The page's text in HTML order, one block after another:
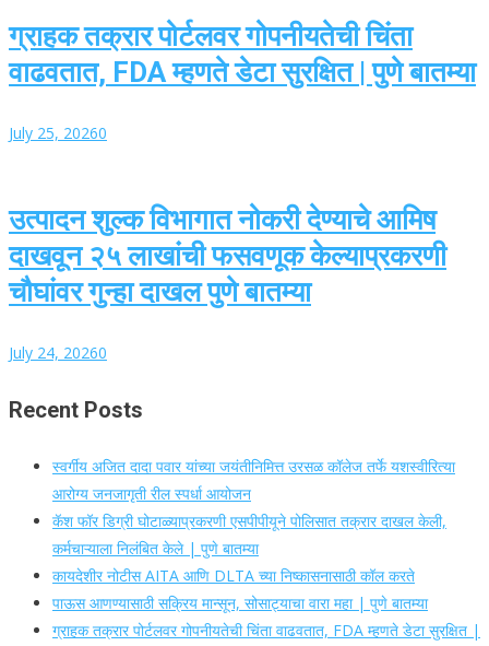
ग्राहक तक्रार पोर्टलवर गोपनीयतेची चिंता
वाढवतात, FDA म्हणते डेटा सुरक्षित | पुणे बातम्या
July 25, 20260
उत्पादन शुल्क विभागात नोकरी देण्याचे आमिष
दाखवून २५ लाखांची फसवणूक केल्याप्रकरणी
चौघांवर गुन्हा दाखल पुणे बातम्या
July 24, 20260
Recent Posts
स्वर्गीय अजित दादा पवार यांच्या जयंतीनिमित्त उरसळ कॉलेज तर्फे यशस्वीरित्या
आरोग्य जनजागृती रील स्पर्धा आयोजन
कॅश फॉर डिग्री घोटाळ्याप्रकरणी एसपीपीयूने पोलिसात तक्रार दाखल केली,
कर्मचाऱ्याला निलंबित केले | पुणे बातम्या
कायदेशीर नोटीस AITA आणि DLTA च्या निष्कासनासाठी कॉल करते
पाऊस आणण्यासाठी सक्रिय मान्सून, सोसाट्याचा वारा महा | पुणे बातम्या
ग्राहक तक्रार पोर्टलवर गोपनीयतेची चिंता वाढवतात, FDA म्हणते डेटा सुरक्षित |